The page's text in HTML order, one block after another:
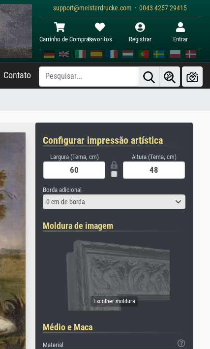
support@meisterdrucke.com · 0043 4257 29415
Carrinho de ComprasFavoritos Registrar Entrar
Contato
Configurar impressão artística
Largura (Tema, cm) Altura (Tema, cm)
Borda adicional
0 cm de borda
Moldura de imagem
Médio e Maca
Material